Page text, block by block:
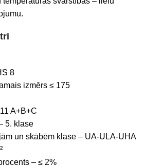
8
izmērs ≤ 175
A+B+C
5. klase
un skābēm klase – UA-ULA-UHA
– ≤ 2%